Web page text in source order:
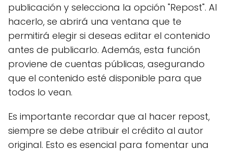
publicación y selecciona la opción "Repost". Al
hacerlo, se abrirá una ventana que te
permitirá elegir si deseas editar el contenido
antes de publicarlo. Además, esta función
proviene de cuentas públicas, asegurando
que el contenido esté disponible para que
todos lo vean.
Es importante recordar que al hacer repost,
siempre se debe atribuir el crédito al autor
original. Esto es esencial para fomentar una